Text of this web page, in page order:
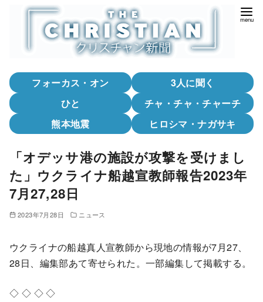
フォーカス・オン
3人に聞く
ひと
チャ・チャ・チャーチ
熊本地震
ヒロシマ・ナガサキ
「オデッサ港の施設が攻撃を受けまし
た」ウクライナ船越宣教師報告2023年
7月27,28日
2023年7月28日 ニュース
ウクライナの船越真人宣教師から現地の情報が7月27、
28日、編集部あて寄せられた。一部編集して掲載する。
◇ ◇ ◇ ◇